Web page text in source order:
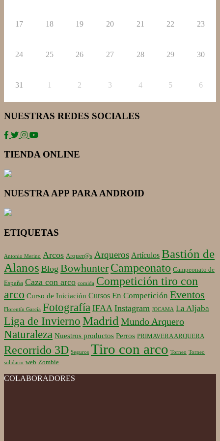
17 18 19 20 21 22 23
24 25 26 27 28 29 30
31 1 2 3 4 5 6
NUESTRAS REDES SOCIALES
TIENDA ONLINE
NUESTRA APP PARA ANDROID
ETIQUETAS
Antonio Merino Arcos Arquer@s Arqueros Artículos Bastión de
Alanos Blog Bowhunter Campeonato Campeonato de
España Caza con arco comida Competición tiro con
arco Curso de Iniciación Cursos En Competición Eventos
Florentín García Fotografía IFAA Instagram JOCAMA La Aljaba
Liga de Invierno Madrid Mundo Arquero
Naturaleza Nuestros productos Perros PRIMAVERA ARQUERA
Recorrido 3D Seguros Tiro con arco Torneo Torneo
solidario web Zombie
COLABORADORES